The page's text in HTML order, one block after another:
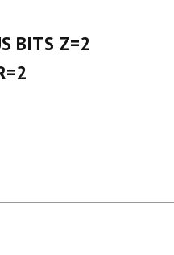
BITS Z=2